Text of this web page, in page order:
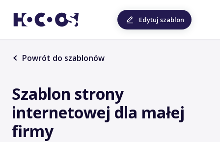
Edytuj szablon
Powrót do szablonów
Szablon strony
internetowej dla małej
firmy